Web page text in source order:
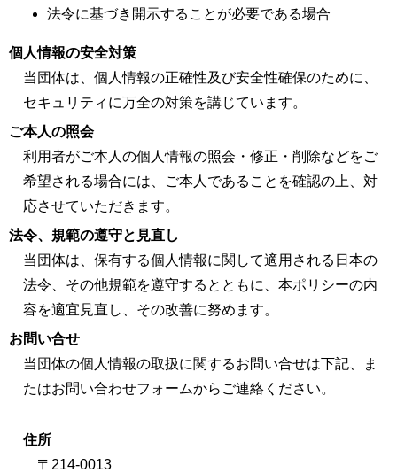
法令に基づき開示することが必要である場合
個人情報の安全対策
当団体は、個人情報の正確性及び安全性確保のために、
セキュリティに万全の対策を講じています。
ご本人の照会
利用者がご本人の個人情報の照会・修正・削除などをご
希望される場合には、ご本人であることを確認の上、対
応させていただきます。
法令、規範の遵守と見直し
当団体は、保有する個人情報に関して適用される日本の
法令、その他規範を遵守するとともに、本ポリシーの内
容を適宜見直し、その改善に努めます。
お問い合せ
当団体の個人情報の取扱に関するお問い合せは下記、ま
たはお問い合わせフォームからご連絡ください。
住所
〒214-0013